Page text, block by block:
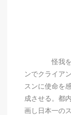
怪我をきっ
ンでクライア
スンに使命を
成させる。都
画し日本一の